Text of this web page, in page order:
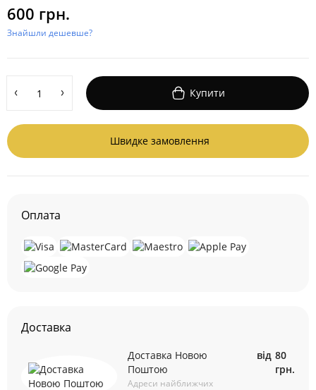
600 грн.
Знайшли дешевше?
Купити
Швидке замовлення
Оплата
Доставка
Доставка Новою
Поштою
Адреси найближчих
від 80
грн.